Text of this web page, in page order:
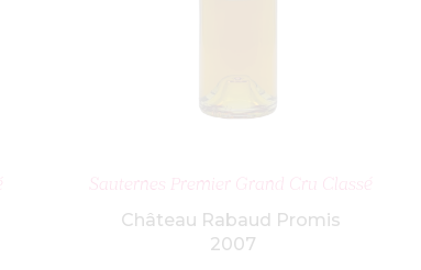
Sauternes Premier Grand Cru Classé
Château Rabaud Promis
2007
AJOUTER AU PANIER